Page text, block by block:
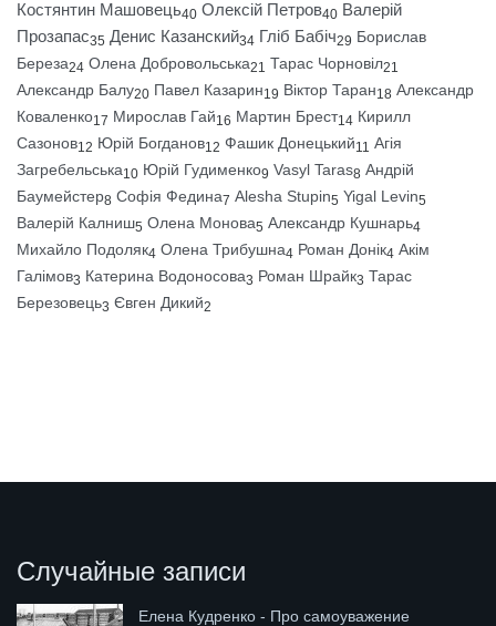
Костянтин Машовець40 Олексій Петров40 Валерій
Прозапас35 Денис Казанский34 Гліб Бабіч29 Борислав
Береза24 Олена Добровольська21 Тарас Чорновіл21
Александр Балу20 Павел Казарин19 Віктор Таран18 Александр
Коваленко17 Мирослав Гай16 Мартин Брест14 Кирилл
Сазонов12 Юрій Богданов12 Фашик Донецький11 Агія
Загребельська10 Юрій Гудименко9 Vasyl Taras8 Андрій
Баумейстер8 Софія Федина7 Alesha Stupin5 Yigal Levin5
Валерій Калниш5 Олена Монова5 Александр Кушнарь4
Михайло Подоляк4 Олена Трибушна4 Роман Донік4 Акім
Галімов3 Катерина Водоносова3 Роман Шрайк3 Тарас
Березовець3 Євген Дикий2
Случайные записи
Елена Кудренко - Про самоуважение